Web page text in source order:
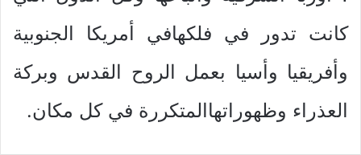
كانت تدور في فلكهافي أمريكا الجنوبية
وأفريقيا وأسيا بعمل الروح القدس وبركة
العذراء وظهوراتهاالمتكررة في كل مكان.